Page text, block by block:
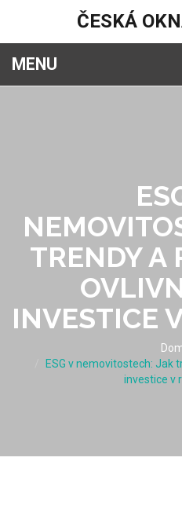
ČESKÁ
TRENDY A
INVESTICE
ESG v nemovitostech: Jak
investice v